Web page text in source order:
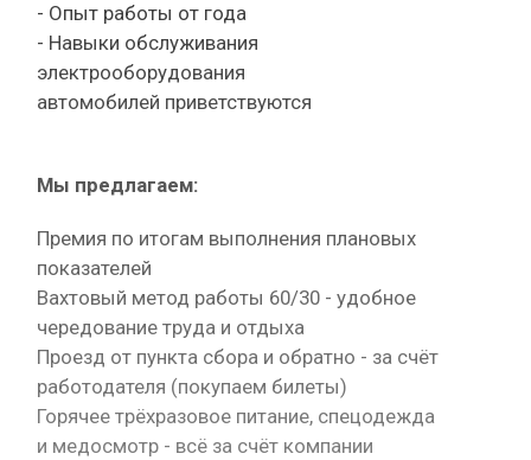
- Опыт работы от года
- Навыки обслуживания
электрооборудования
автомобилей приветствуются
Мы предлагаем:
Премия по итогам выполнения плановых
показателей
Вахтовый метод работы 60/30 - удобное
чередование труда и отдыха
Проезд от пункта сбора и обратно - за счёт
работодателя (покупаем билеты)
Горячее трёхразовое питание, спецодежда
и медосмотр - всё за счёт компании